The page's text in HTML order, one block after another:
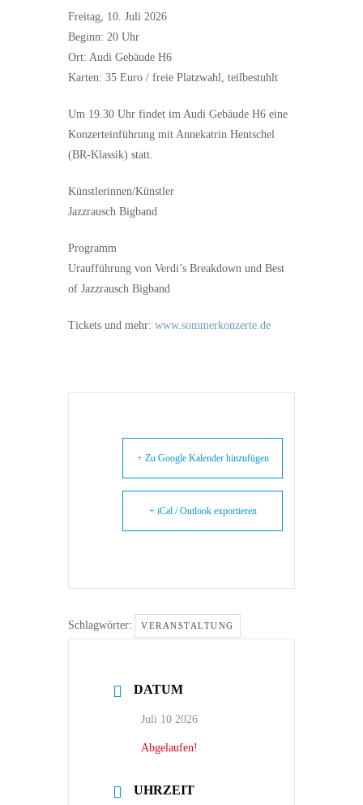
Freitag, 10. Juli 2026
Beginn: 20 Uhr
Ort: Audi Gebäude H6
Karten: 35 Euro / freie Platzwahl, teilbestuhlt
Um 19.30 Uhr findet im Audi Gebäude H6 eine
Konzerteinführung mit Annekatrin Hentschel
(BR-Klassik) statt.
Künstlerinnen/Künstler
Jazzrausch Bigband
Programm
Uraufführung von Verdi’s Breakdown und Best
of Jazzrausch Bigband
Tickets und mehr: www.sommerkonzerte.de
+ Zu Google Kalender hinzufügen
+ iCal / Outlook exportieren
Schlagwörter: VERANSTALTUNG
DATUM
Juli 10 2026
Abgelaufen!
UHRZEIT